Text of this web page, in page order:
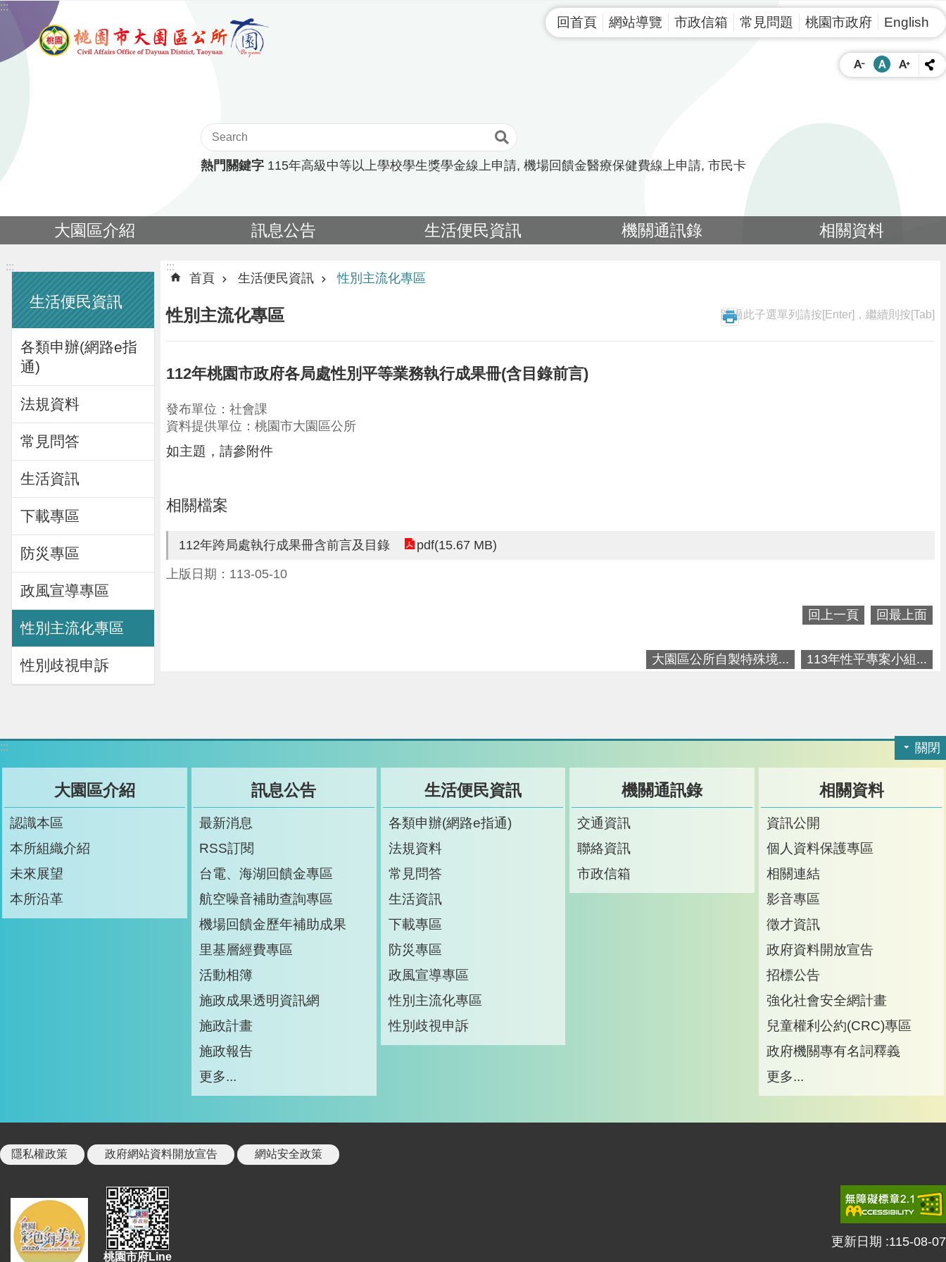
跳到主要內容區塊
:::
回首頁 網站導覽 市政信箱 常見問題 桃園市政府 English
熱門關鍵字 115年高級中等以上學校學生獎學金線上申請 機場回饋金醫療保健費線上申請 市民卡
大園區介紹 訊息公告 生活便民資訊 機關通訊錄 相關資料
:::
生活便民資訊
各類申辦(網路e指
通)
法規資料
常見問答
生活資訊
下載專區
防災專區
政風宣導專區
性別主流化專區
性別歧視申訴
:::
首頁 生活便民資訊 性別主流化專區
性別主流化專區 跳過此子選單列請按[Enter]，繼續則按[Tab]
112年桃園市政府各局處性別平等業務執行成果冊(含目錄前言)
發布單位：社會課
資料提供單位：桃園市大園區公所
如主題，請參附件
相關檔案
112年跨局處執行成果冊含前言及目錄 pdf(15.67 MB)
上版日期：113-05-10
回上一頁 回最上面
大園區公所自製特殊境... 113年性平專案小組...
關閉
:::
大園區介紹
認識本區
本所組織介紹
未來展望
本所沿革
訊息公告
最新消息
RSS訂閱
台電、海湖回饋金專區
航空噪音補助查詢專區
機場回饋金歷年補助成果
里基層經費專區
活動相簿
施政成果透明資訊網
施政計畫
施政報告
更多...
生活便民資訊
各類申辦(網路e指通)
法規資料
常見問答
生活資訊
下載專區
防災專區
政風宣導專區
性別主流化專區
性別歧視申訴
機關通訊錄
交通資訊
聯絡資訊
市政信箱
相關資料
資訊公開
個人資料保護專區
相關連結
影音專區
徵才資訊
政府資料開放宣告
招標公告
強化社會安全網計畫
兒童權利公約(CRC)專區
政府機關專有名詞釋義
更多...
隱私權政策 政府網站資料開放宣告 網站安全政策
桃園市府Line
更新日期 115-08-07